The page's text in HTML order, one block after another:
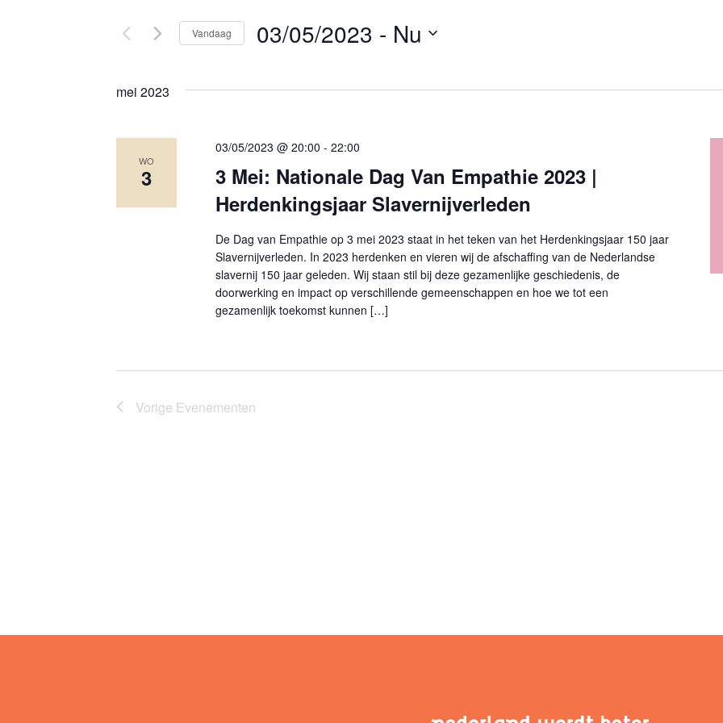
Vandaag 03/05/2023 - Nu
mei 2023
WO
3
03/05/2023 @ 20:00 - 22:00
3 Mei: Nationale Dag Van Empathie 2023 |
Herdenkingsjaar Slavernijverleden
De Dag van Empathie op 3 mei 2023 staat in het teken van het Herdenkingsjaar 150 jaar
Slavernijverleden. In 2023 herdenken en vieren wij de afschaffing van de Nederlandse
slavernij 150 jaar geleden. Wij staan stil bij deze gezamenlijke geschiedenis, de
doorwerking en impact op verschillende gemeenschappen en hoe we tot een
gezamenlijk toekomst kunnen […]
Vorige Evenementen